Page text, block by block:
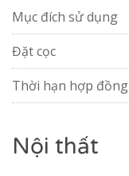
Mục đích sử dụng
Đặt cọc
Thời hạn hợp đồng
Nội thất